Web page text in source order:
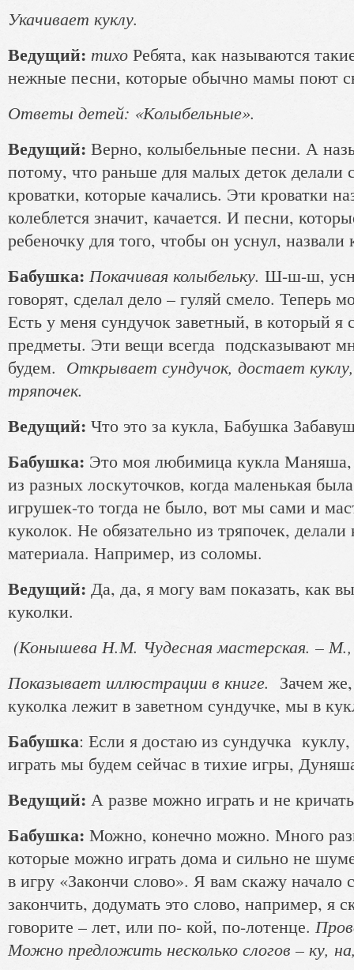
Укачивает куклу.
Ведущий: тихо Ребята, как называются
нежные песни, которые обычно мамы поют
Ответы детей: «Колыбельные».
Ведущий: Верно, колыбельные песни. А
потому, что раньше для малых деток делали
кроватки, которые качались. Эти кроватки
колеблется значит, качается. И песни,
ребеночку для того, чтобы он уснул,
Бабушка: Покачивая колыбельку. Ш-ш-ш,
говорят, сделал дело – гуляй смело. Теперь
Есть у меня сундучок заветный, в который
предметы. Эти вещи всегда подсказывают
будем. Открывает сундучок, достает
тряпочек.
Ведущий: Что это за кукла, Бабушка
Бабушка: Это моя любимица кукла Маняша,
из разных лоскуточков, когда маленькая
игрушек-то тогда не было, вот мы сами и
куколок. Не обязательно из тряпочек,
материала. Например, из соломы.
Ведущий: Да, да, я могу вам показать, как
куколки.
(Конышева Н.М. Чудесная мастерская. –
Показывает иллюстрации в книге. Зачем
куколка лежит в заветном сундучке, мы в
Бабушка: Если я достаю из сундучка куклу,
играть мы будем сейчас в тихие игры,
Ведущий: А разве можно играть и не
Бабушка: Можно, конечно можно. Много
которые можно играть дома и сильно не
в игру «Закончи слово». Я вам скажу
закончить, додумать это слово, например, я
говорите – лет, или по- кой, по-лотенце.
Можно предложить несколько слогов – ку,